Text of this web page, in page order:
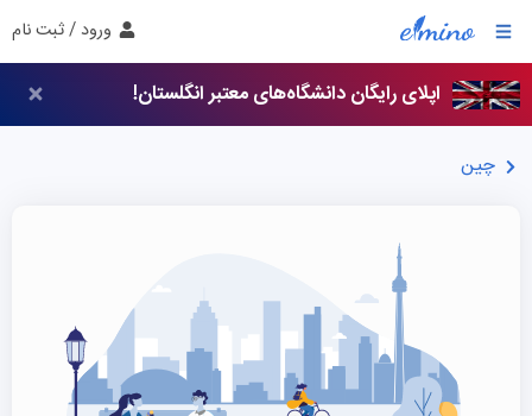
ورود / ثبت نام
اپلای رایگان دانشگاه‌های معتبر انگلستان!
چین